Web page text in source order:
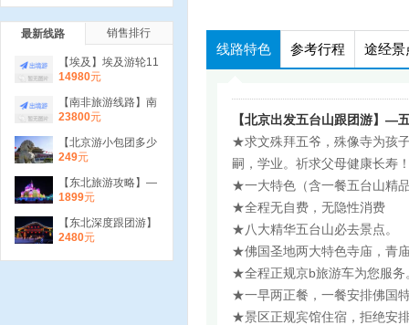
线路特色 参考行程 途经景
【北京出发五台山跟团游】—
★求文殊拜五爷，殊像寺为孩
嗣，学业。祈求父母健康长寿
★一大特色（含一餐五台山精
★全程无自费，无隐性消费
★八大精华五台山必去景点。
★佛国圣地两大特色寺庙，青
★全程正规京b旅游车为您服务
★一早两正餐，一餐安排佛国
★景区正规宾馆住宿，拒绝安
最新线路 销售排行
【埃及】埃及游轮11
日 尼罗河游轮 红海
14980元
【南非旅游线路】南
非10日狂野之旅 克
城
23800元
【北京游小包团多少
钱】—天安门、故
巷1日游
249元
【东北旅游攻略】—
童话哈尔滨 亚布力
日
1899元
【东北深度跟团游】
哈尔滨.雪乡.二人转.
2480元